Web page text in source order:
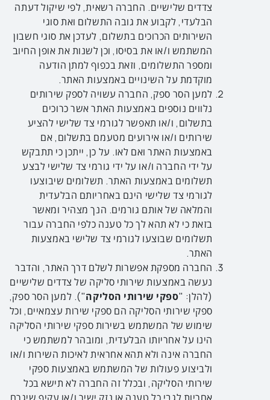
צדדים שלישיים. החברה רשאית, לפי שיקול דעתה
הבלעדי, לקבוע את גובה התשלום ואת סוגי
השירותים הכרוכים בתשלום, לעדכן את סוגי חשבון
המשתמש ו/או את בסיסו, וכן לשנות את אופן החיוב
ומספר התשלומים, וזאת בכפוף למתן הודעה
מוקדמת על השינויים באמצעות האתר.
למען הסר ספק, החברה עשויה לספק שירותים
נלווים נוספים באמצעות האתר אשר כרוכים
בתשלום, ו/או תאפשר לגורמי צד שלישי להציע
שירותים ו/או אירועים מטעמם בתשלום, אם
באמצעות האתר ואם לאו. על כן, ייתכן כי תתבקש
על ידי החברה ו/או על ידי גורמי צד שלישי לבצע
תשלומים באמצעות האתר. תשלומים שיבוצעו
לגורמי צד שלישי הינם באחריותם הבלעדית
והמלאה של אותם גורמים. הנך מצהיר ומאשר
בזאת כי לא תהא לך כל טענה כלפי החברה עבור
תשלומים שבוצעו לגורמי צד שלישי באמצעות
האתר.
החברה מספקת אפשרות לשלם דרך האתר, והדבר
נעשה באמצעות שירותי סליקה של צדדים שלישיים
(להלן: "ספקי שירותי הסליקה"). למען הסר ספק,
ספקי שירותי הסליקה הם ספקי שירות עצמאיים, וכל
שימוש של המשתמש בשירות ספקי שירותי הסליקה
הינו על אחריותו הבלעדית, ומובהר למשתמש כי
החברה אינה ולא תהא אחראית לאיכות השירות ו/או
ולביצוע פעולות של המשתמש באמצעות ספקי
שירותי הסליקה, ובכלל זה החברה לא תישא בכל